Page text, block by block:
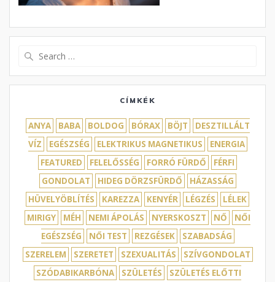
CÍMKÉK
ANYA BABA BOLDOG BÓRAX BÖJT
DESZTILLÁLT
VÍZ
EGÉSZSÉG ELEKTRIKUS MAGNETIKUS
ENERGIA
FEATURED
FELELŐSSÉG FORRÓ FÜRDŐ
FÉRFI
GONDOLAT
HIDEG DÖRZSFÜRDŐ
HÁZASSÁG
HÜVELYÖBLÍTÉS
KAREZZA KENYÉR LÉGZÉS
LÉLEK
MIRIGY
MÉH NEMI ÁPOLÁS NYERSKOSZT NŐ
NŐI
EGÉSZSÉG
NŐI TEST REZGÉSEK
SZABADSÁG
SZERELEM
SZERETET SZEXUALITÁS
SZÍVGONDOLAT
SZÓDABIKARBÓNA
SZÜLETÉS
SZÜLETÉS ELŐTTI